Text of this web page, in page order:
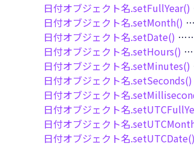
日付オブジェクト名.setFullYear()
日付オブジェクト名.setMonth()
日付オブジェクト名.setDate() ……
日付オブジェクト名.setHours()
日付オブジェクト名.setMinutes()
日付オブジェクト名.setSeconds()
日付オブジェクト名.
日付オブジェクト名.
日付オブジェクト名.
日付オブジェクト名.setUTCDate()